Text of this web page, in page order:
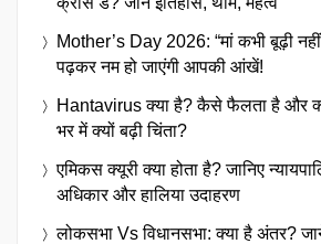
Mother’s Day 2026: “मां कभी बूढ़ी
पढ़कर नम हो जाएंगी आपकी आंखें!
Hantavirus क्या है? कैसे फैलता है और
भर में क्यों बढ़ी चिंता?
एमिकस क्यूरी क्या होता है? जानिए
अधिकार और हालिया उदाहरण
लोकसभा Vs विधानसभा: क्या है अंतर?